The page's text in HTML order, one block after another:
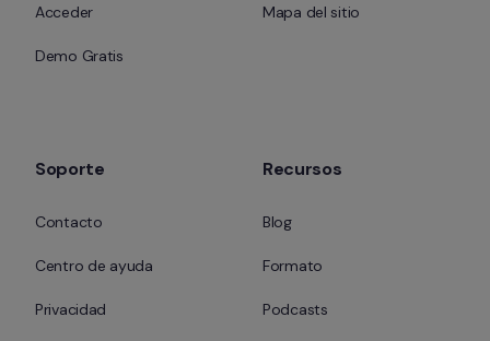
Acceder
Demo Gratis
Mapa del sitio
Soporte
Contacto
Centro de ayuda
Privacidad
Recursos
Blog
Formato
Podcasts